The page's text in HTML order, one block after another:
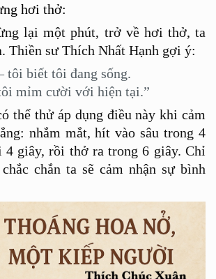
hơi thở:
lại một phút, trở về hơi thở, ta
. Thiền sưThích Nhất Hạnh gợi ý:
tôi biết tôi đang sống.
mỉm cười với hiện tại.”
thểthử áp dụng điều này khi cảm
nhắm mắt, hít vào sâu trong 4
4 giây, rồi thở ra trong 6 giây. Chỉ
chắn ta sẽ cảm nhận sự bình